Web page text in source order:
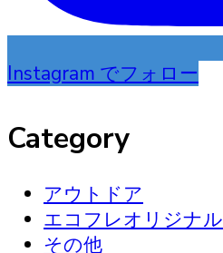
Instagram でフォロー
Category
アウトドア
エコフレオリジナル
その他